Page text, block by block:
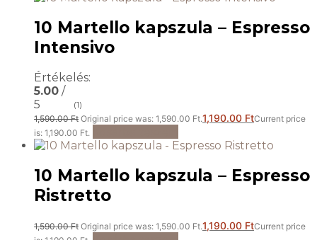
10 Martello kapszula – Espresso
Intensivo
Értékelés:
5.00 /
5
(1)
1,590.00Ft Original price was: 1,590.00 Ft.1,190.00 FtCurrent price
is: 1,190.00 Ft.
10 Martello kapszula – Espresso
Ristretto
1,590.00Ft Original price was: 1,590.00 Ft.1,190.00 FtCurrent price